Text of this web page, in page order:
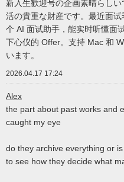
新入生歓迎号の企画素晴らし
活の貴重な財産です。最近面
个 AI 面试助手，能实时听懂面
下心仪的 Offer。支持 Mac 和
います。
2026.04.17 17:24
Alex
the part about past works and
caught my eye
do they archive everything or
to see how they decide what